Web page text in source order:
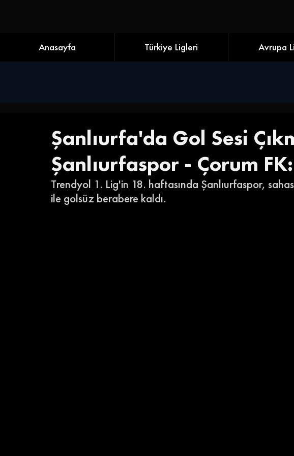
Anasayfa Türkiye Ligleri Avrupa
Şanlıurfa'da Gol Sesi
Şanlıurfaspor - Çorum
Trendyol 1. Lig'in 18. haftasında Şanlıurfaspor,
ile golsüz berabere kaldı.